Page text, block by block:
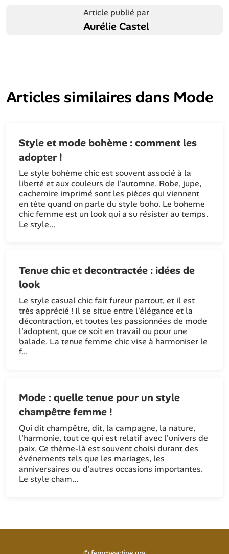
Article publié par
Aurélie Castel
Articles similaires dans Mode
Style et mode bohème : comment les
adopter !
Le style bohème chic est souvent associé à la
liberté et aux couleurs de l'automne. Robe, jupe,
cachemire imprimé sont les pièces qui viennent
en tête quand on parle du style boho. Le boheme
chic femme est un look qui a su résister au temps.
Le style...
Tenue chic et decontractée : idées de
look
Le style casual chic fait fureur partout, et il est
très apprécié ! Il se situe entre l'élégance et la
décontraction, et toutes les passionnées de mode
l'adoptent, que ce soit en travail ou pour une
balade. La tenue femme chic vise à harmoniser le
f...
Mode : quelle tenue pour un style
champêtre femme !
Qui dit champêtre, dit, la campagne, la nature,
l'harmonie, tout ce qui est relatif avec l'univers de
paix. Ce thème-là est souvent choisi durant des
événements tels que les mariages, les
anniversaires ou d'autres occasions importantes.
Le style cham...